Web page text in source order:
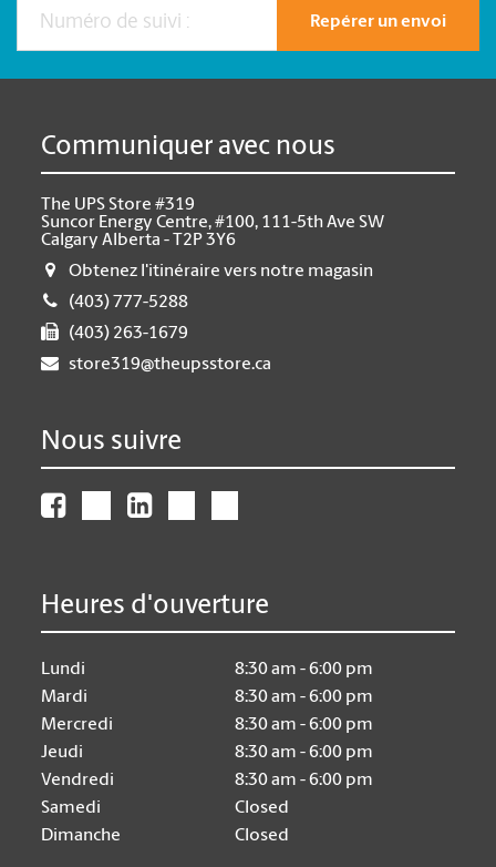
Repérer un envoi
Communiquer avec nous
The UPS Store #319
Suncor Energy Centre, #100, 111-5th Ave SW
Calgary Alberta - T2P 3Y6
Obtenez l'itinéraire vers notre magasin
(403) 777-5288
(403) 263-1679
store319@theupsstore.ca
Nous suivre
Heures d'ouverture
Lundi
8:30 am - 6:00 pm
Mardi
8:30 am - 6:00 pm
Mercredi
8:30 am - 6:00 pm
Jeudi
8:30 am - 6:00 pm
Vendredi
8:30 am - 6:00 pm
Samedi
Closed
Dimanche
Closed